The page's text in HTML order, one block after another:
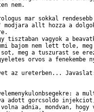
nem.
mar sokkal
modjara allt hozza a
vagyok a
bajom nem lett tole,
meg a tuszurast se
orvos a fenekembe
az ureterben...
a
adott gorcsoldo
adnia, mondvan, hogy